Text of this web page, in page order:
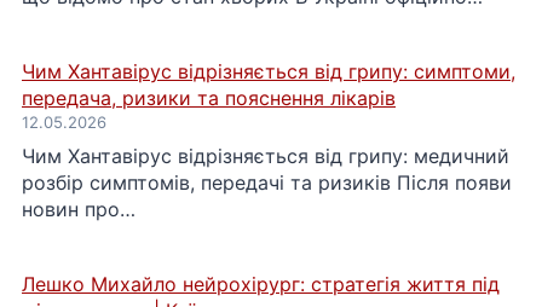
Чим Хантавірус відрізняється від грипу: симптоми,
передача, ризики та пояснення лікарів
12.05.2026
Чим Хантавірус відрізняється від грипу: медичний
розбір симптомів, передачі та ризиків Після появи
новин про…
Лешко Михайло нейрохірург: стратегія життя під